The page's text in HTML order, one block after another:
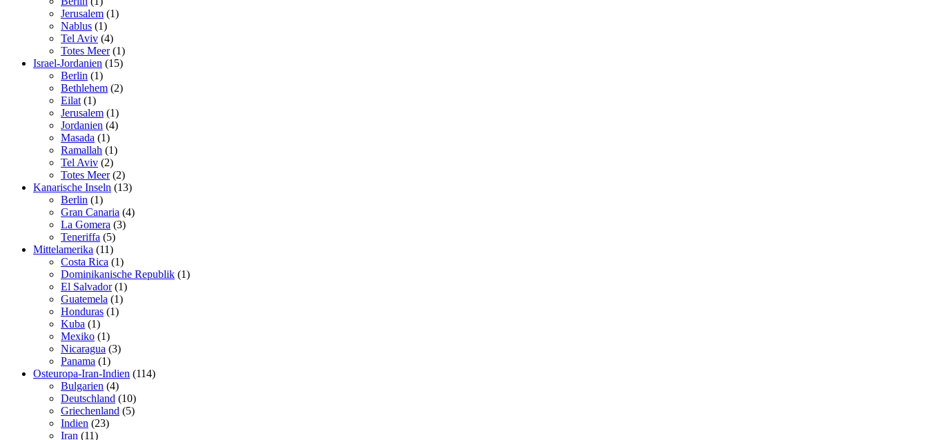
Jerusalem (1)
Nablus (1)
Tel Aviv (4)
Totes Meer(1)
Israel-Jordanien (15)
Berlin (1)
Bethlehem (2)
Eilat (1)
Jerusalem (1)
Jordanien (4)
Masada (1)
Ramallah (1)
Tel Aviv (2)
Totes Meer(2)
Kanarische Inseln (13)
Berlin (1)
Gran Canaria (4)
La Gomera (3)
Teneriffa (5)
Mittelamerika (11)
Costa Rica (1)
Dominikanische Republik (1)
El Salvador(1)
Guatemela (1)
Honduras (1)
Kuba (1)
Mexiko (1)
Nicaragua (3)
Panama (1)
Osteuropa-Iran-Indien (114)
Bulgarien (4)
Deutschland (10)
Griechenland (5)
Indien (23)
Iran (11)